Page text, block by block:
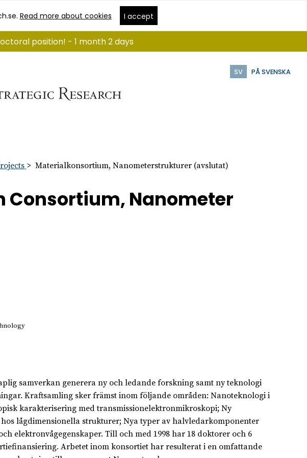
Read more about cookies I accept
SV PÅ SVENSKA
position! - 1 month 2 days
Materialkonsortium, Nanometerstrukturer (avslutat)
Consortium, Nanometer
samverkan generera ny och ledande forskning samt ny teknologi
Kraftsamling sker främst inom följande områden: Nanoteknologi i
karakterisering med transmissionelektronmikroskopi; Ny
lågdimensionella strukturer; Nya typer av halvledarkomponenter
elektronvågegenskaper. Till och med 1998 har 18 doktorer och 6
Arbetet inom konsortiet har resulterat i en omfattande